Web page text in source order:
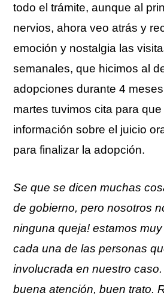
todo el trámite, aunque al
nervios, ahora veo atrás y
emoción y nostalgia las
semanales, que hicimos al
adopciones durante 4
martes tuvimos cita para
información sobre el juicio
para finalizar la adopción.
Se que se dicen muchas
de gobierno, pero nosotros
ninguna queja! estamos
cada una de las personas
involucrada en nuestro
buena atención, buen trato.